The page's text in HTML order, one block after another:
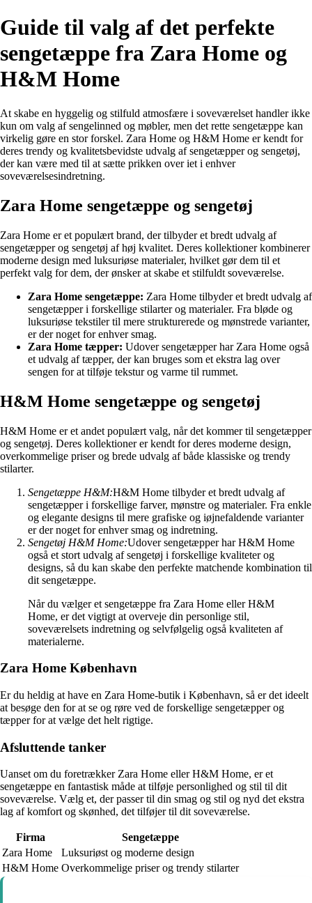
Guide til valg af det perfekte
sengetæppe fra Zara Home og
H&M Home
At skabe en hyggelig og stilfuld atmosfære i soveværelset handler ikke
kun om valg af sengelinned og møbler, men det rette sengetæppe kan
virkelig gøre en stor forskel. Zara Home og H&M Home er kendt for
deres trendy og kvalitetsbevidste udvalg af sengetæpper og sengetøj,
der kan være med til at sætte prikken over iet i enhver
soveværelsesindretning.
Zara Home sengetæppe og sengetøj
Zara Home er et populært brand, der tilbyder et bredt udvalg af
sengetæpper og sengetøj af høj kvalitet. Deres kollektioner kombinerer
moderne design med luksuriøse materialer, hvilket gør dem til et
perfekt valg for dem, der ønsker at skabe et stilfuldt soveværelse.
Zara Home sengetæppe: Zara Home tilbyder et bredt udvalg af
sengetæpper i forskellige stilarter og materialer. Fra bløde og
luksuriøse tekstiler til mere strukturerede og mønstrede varianter,
er der noget for enhver smag.
Zara Home tæpper: Udover sengetæpper har Zara Home også
et udvalg af tæpper, der kan bruges som et ekstra lag over
sengen for at tilføje tekstur og varme til rummet.
H&M Home sengetæppe og sengetøj
H&M Home er et andet populært valg, når det kommer til sengetæpper
og sengetøj. Deres kollektioner er kendt for deres moderne design,
overkommelige priser og brede udvalg af både klassiske og trendy
stilarter.
Sengetæppe H&M:H&M Home tilbyder et bredt udvalg af
sengetæpper i forskellige farver, mønstre og materialer. Fra enkle
og elegante designs til mere grafiske og iøjnefaldende varianter
er der noget for enhver smag og indretning.
Sengetøj H&M Home:Udover sengetæpper har H&M Home
også et stort udvalg af sengetøj i forskellige kvaliteter og
designs, så du kan skabe den perfekte matchende kombination til
dit sengetæppe.
Når du vælger et sengetæppe fra Zara Home eller H&M
Home, er det vigtigt at overveje din personlige stil,
soveværelsets indretning og selvfølgelig også kvaliteten af
materialerne.
Zara Home København
Er du heldig at have en Zara Home-butik i København, så er det ideelt
at besøge den for at se og røre ved de forskellige sengetæpper og
tæpper for at vælge det helt rigtige.
Afsluttende tanker
Uanset om du foretrækker Zara Home eller H&M Home, er et
sengetæppe en fantastisk måde at tilføje personlighed og stil til dit
soveværelse. Vælg et, der passer til din smag og stil og nyd det ekstra
lag af komfort og skønhed, det tilføjer til dit soveværelse.
Firma
Sengetæppe
Zara Home
Luksuriøst og moderne design
H&M Home Overkommelige priser og trendy stilarter